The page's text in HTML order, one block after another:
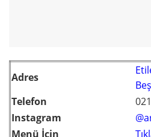
Adres
Telefon
Instagram
Menü İçin